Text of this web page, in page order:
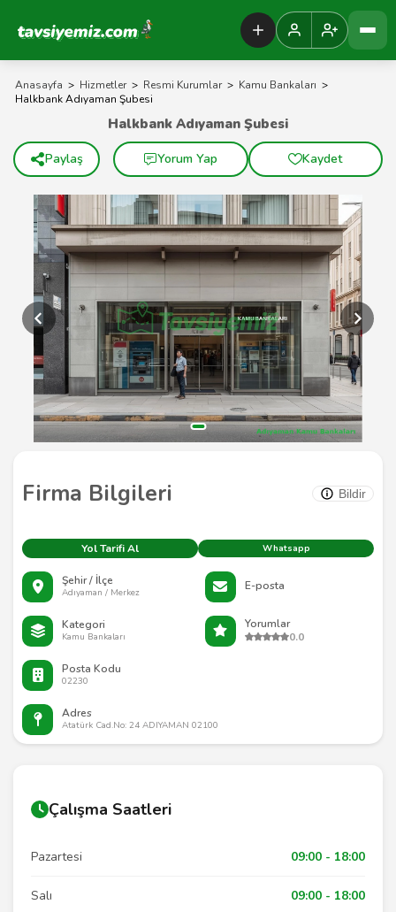
Tavsiyemiz Anasayfa
Anasayfa > Hizmetler > Resmi Kurumlar > Kamu Bankaları >
Halkbank Adıyaman Şubesi
Firma Bilgileri Bildir
Yol Tarifi Al Whatsapp
Şehir / İlçe
Adıyaman / Merkez E-posta
Kategori
Kamu Bankaları
Yorumlar
0.0
Posta Kodu
02230
Adres
Atatürk Cad.No: 24 ADIYAMAN 02100
Halkbank Adıyaman Şubesi
Paylaş Yorum Yap Kaydet
Çalışma Saatleri
Pazartesi 09:00 - 18:00
Salı 09:00 - 18:00